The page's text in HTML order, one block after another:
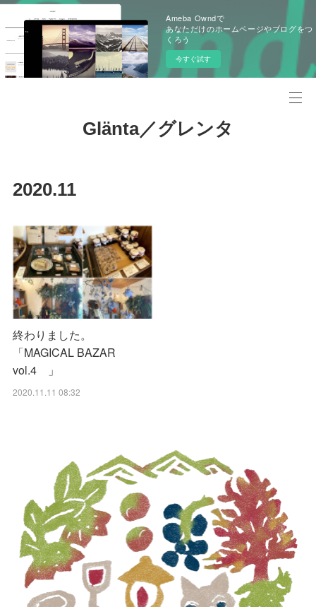
Ameba Owndで
あなただけのホームページやブログをつ
くろう
今すぐ試す
Glänta／グレンタ
2020.11
終わりました。
「MAGICAL BAZAR
vol.4 」
2020.11.11 08:32